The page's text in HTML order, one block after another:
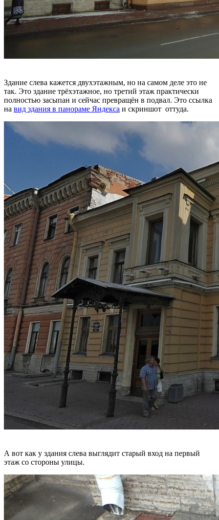
Здание слева кажется двухэтажным, но на самом деле это не
так. Это здание трёхэтажное, но третий этаж практически
полностью засыпан и сейчас превращён в подвал. Это ссылка
на вид здания в панораме Яндекса и скриншот оттуда.
А вот как у здания слева выглядит старый вход на первый
этаж со стороны улицы.